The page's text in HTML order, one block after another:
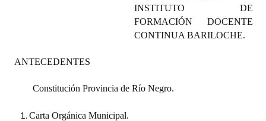
Reglamento Interno
Digesto
Organigrama
INSTITUTO DE
FORMACIÓN DOCENTE
CONTINUA BARILOCHE.
ANTECEDENTES
Constitución Provincia de Río Negro.
Carta Orgánica Municipal.